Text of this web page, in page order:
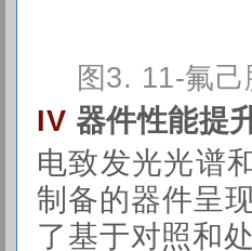
图3. 11-氟
IV 器件性能提
电致发光光谱
制备的器件呈
了基于对照和